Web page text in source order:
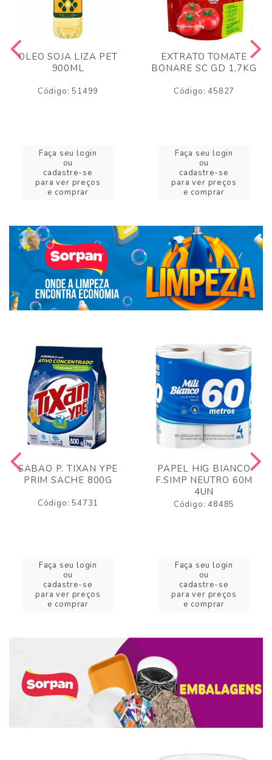
OLEO SOJA LIZA PET
900ML
Código: 51499
Faça seu login
ou
cadastre-se
para ver preços
e comprar
EXTRATO TOMATE
BONARE SC GD 1,7KG
Código: 45827
Faça seu login
ou
cadastre-se
para ver preços
e comprar
SABAO P. TIXAN YPE
PRIM SACHE 800G
Código: 54731
Faça seu login
ou
cadastre-se
para ver preços
e comprar
PAPEL HIG BIANCO
F.SIMP NEUTRO 60M
4UN
Código: 48485
Faça seu login
ou
cadastre-se
para ver preços
e comprar